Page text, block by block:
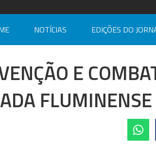
NOTÍCIAS EDIÇÕES DO
E
FLUMINENSE